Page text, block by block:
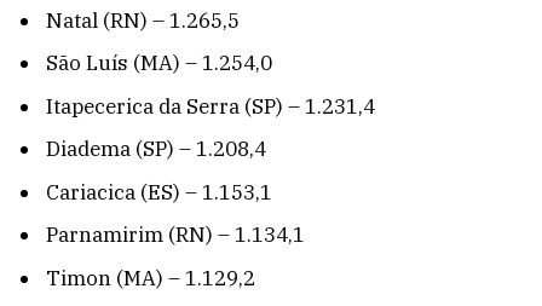
Natal (RN) – 1.265,5
São Luís (MA) – 1.254,0
Itapecerica da Serra (SP) – 1.231,4
Diadema (SP) – 1.208,4
Cariacica (ES) – 1.153,1
Parnamirim (RN) – 1.134,1
Timon (MA) – 1.129,2